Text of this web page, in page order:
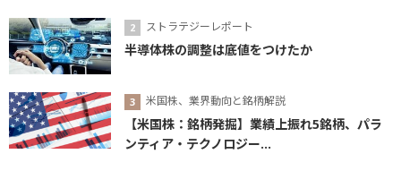
ストラテジーレポート
半導体株の調整は底値をつけたか
米国株、業界動向と銘柄解説
【米国株：銘柄発掘】業績上振れ5銘柄、パラ
ンティア・テクノロジー...